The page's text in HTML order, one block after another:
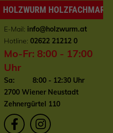
HOLZWURM HOLZFACHMARKT
E-Mail: info@holzwurm.at
Hotline: 02622 21212 0
Mo-Fr: 8:00 - 17:00
Uhr
Sa: 8:00 - 12:30 Uhr
2700 Wiener Neustadt
Zehnergürtel 110